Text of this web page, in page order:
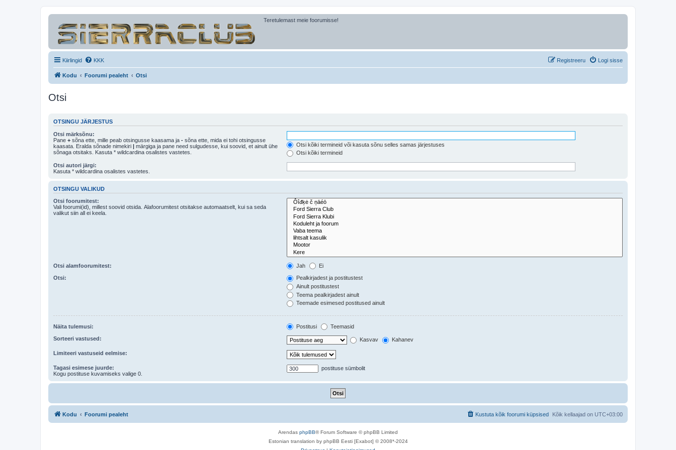
Teretulemast meie foorumisse!
Kiirlingid KKK Logi sisse
Registreeru
Kodu Foorumi pealeht Otsi
Otsi
OTSINGU JÄRJESTUS
Otsi märksõnu:
Pane + sõna ette, mille peab otsingusse kaasama ja - sõna ette, mida ei tohi otsingusse
kaasata. Eralda sõnade nimekiri | märgiga ja pane need sulgudesse, kui soovid, et ainult ühe
sõnaga otsitaks. Kasuta * wildcardina osalistes vastetes.
Otsi kõiki termineid või kasuta sõnu selles samas järjestuses
Otsi kõiki termineid
Otsi autori järgi:
Kasuta * wildcardina osalistes vastetes.
OTSINGU VALIKUD
Otsi foorumitest:
Vali foorumi(id), millest soovid otsida. Alafoorumitest otsitakse automaatselt, kui sa seda
valikut siin all ei keela.
Otsi alamfoorumitest: Jah Ei
Otsi:
Pealkirjadest ja postitustest
Ainult postitustest
Teema pealkirjadest ainult
Teemade esimesed postitused ainult
Näita tulemusi: Postitusi Teemasid
Sorteeri vastused: Kasvav Kahanev
Limiteeri vastuseid eelmise:
Tagasi esimese juurde:
Kogu postituse kuvamiseks valige 0.
postituse sümbolit
Kodu Foorumi pealeht Kõik kellaajad on UTC+03:00
Kustuta kõik foorumi küpsised
Arendas phpBB® Forum Software © phpBB Limited
Estonian translation by phpBB Eesti [Exabot] © 2008*-2024